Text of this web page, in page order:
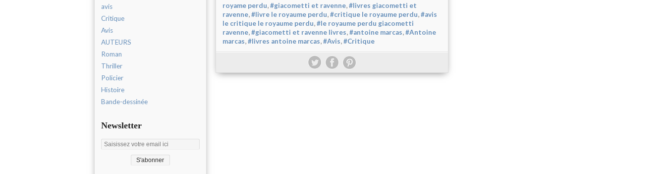
avis
Critique
Avis
AUTEURS
Roman
Thriller
Policier
Histoire
Bande-dessinée
Newsletter
royame perdu,#giacometti et ravenne,#livres giacometti et
ravenne,#livre le royaume perdu,#critique le royaume perdu,#avis
le critique le royaume perdu,#le royaume perdu giacometti
ravenne,#giacometti et ravenne livres,#antoine marcas,#Antoine
marcas,#livres antoine marcas,#Avis,#Critique